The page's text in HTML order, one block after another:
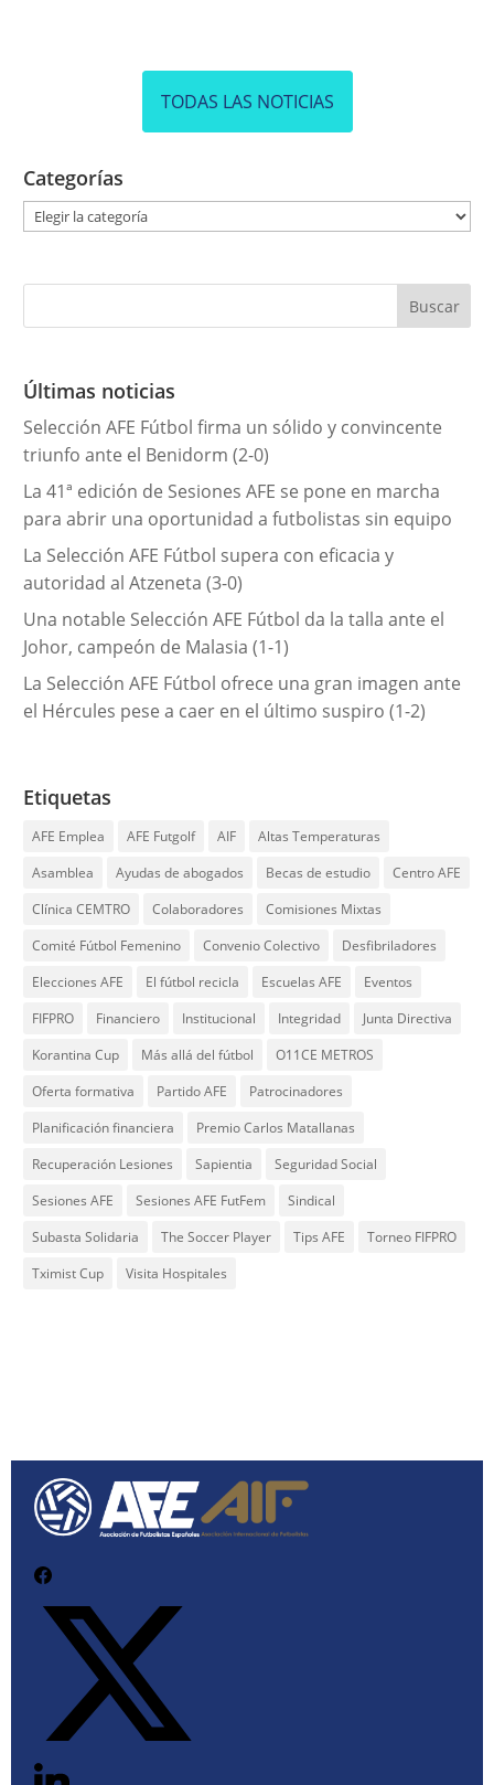
TODAS LAS NOTICIAS
Categorías
g
r
a
s
Últimas noticias
Selección AFE Fútbol firma un sólido y convincente
triunfo ante el Benidorm (2-0)
La 41ª edición de Sesiones AFE se pone en marcha
para abrir una oportunidad a futbolistas sin equipo
La Selección AFE Fútbol supera con eficacia y
autoridad al Atzeneta (3-0)
Una notable Selección AFE Fútbol da la talla ante el
Johor, campeón de Malasia (1-1)
La Selección AFE Fútbol ofrece una gran imagen ante
el Hércules pese a caer en el último suspiro (1-2)
Etiquetas
AFE Emplea AFE Futgolf AIF
Altas Temperaturas
Asamblea
Ayudas de abogados Becas de estudio
Centro AFE
Clínica CEMTRO
Colaboradores
Comisiones Mixtas
Comité Fútbol Femenino
Convenio Colectivo
Desfibriladores
Elecciones AFE
El fútbol recicla Escuelas AFE
Eventos
FIFPRO
Financiero Institucional Integridad
Junta Directiva
Korantina Cup
Más allá del fútbol
O11CE METROS
Oferta formativa
Partido AFE
Patrocinadores
Planificación financiera
Premio Carlos Matallanas
Recuperación Lesiones
Sapientia
Seguridad Social
Sesiones AFE
Sesiones AFE FutFem
Sindical
Subasta Solidaria
The Soccer Player Tips AFE
Torneo FIFPRO
Tximist Cup
Visita Hospitales